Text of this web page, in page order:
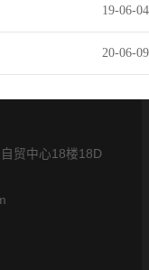
19-06-04
20-06-09
贸中心18楼18D